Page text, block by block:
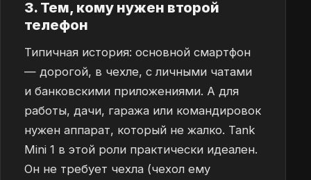
3. Тем, кому нужен второй
телефон
Типичная история: основной смартфон
— дорогой, в чехле, с личными чатами
и банковскими приложениями. А для
работы, дачи, гаража или командировок
нужен аппарат, который не жалко. Tank
Mini 1 в этой роли практически идеален.
Он не требует чехла (чехол ему